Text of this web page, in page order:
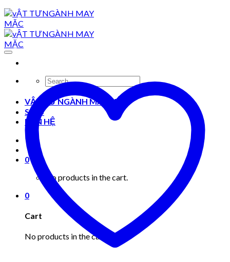
Search
for:
VẬT TƯ NGÀNH MAY MẶC
Shop
LIÊN HỆ
0
No products in the cart.
0
Cart
No products in the cart.